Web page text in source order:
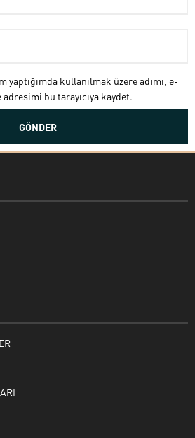
yaptığımda kullanılmak üzere adımı, e-
bu tarayıcıya kaydet.